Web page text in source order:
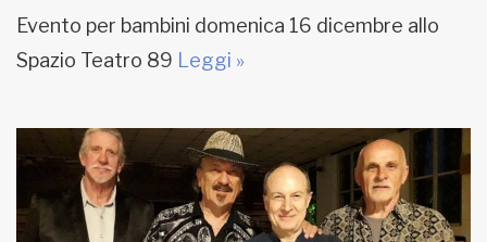
Evento per bambini domenica 16 dicembre allo
Spazio Teatro 89
Leggi »